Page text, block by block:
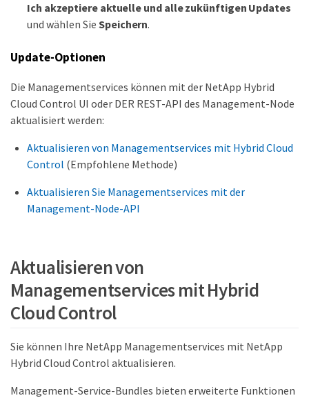
Ich akzeptiere aktuelle und alle zukünftigen Updates
und wählen Sie Speichern.
Update-Optionen
Die Managementservices können mit der NetApp Hybrid
Cloud Control UI oder DER REST-API des Management-Node
aktualisiert werden:
Aktualisieren von Managementservices mit Hybrid Cloud
Control (Empfohlene Methode)
Aktualisieren Sie Managementservices mit der
Management-Node-API
Aktualisieren von
Managementservices mit Hybrid
Cloud Control
Sie können Ihre NetApp Managementservices mit NetApp
Hybrid Cloud Control aktualisieren.
Management-Service-Bundles bieten erweiterte Funktionen